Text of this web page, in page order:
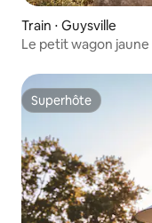
Train ⋅ Guysville
Le petit wagon
Superhôte
Superhôte